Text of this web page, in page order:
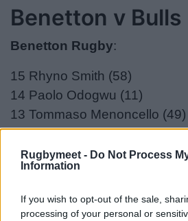
Rugbymeet - Do Not Process
Information
If you wish to opt-out of the sale,
processing of your personal or
Benetton v Bulls
Benetton Rugby:
15 Rhyno Smith (58)
14 Paolo Odogwu (11)
13 Tommaso Menoncello (49)
12 Ignacio Brex (88)
11 Matt Gallagher (3)
10 Tomas Albornoz (54)
8 Lorenzo Cannone (48)